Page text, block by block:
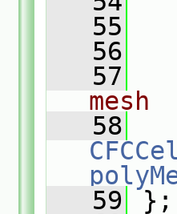
   55
   56
   57
mesh
   58
   59
};